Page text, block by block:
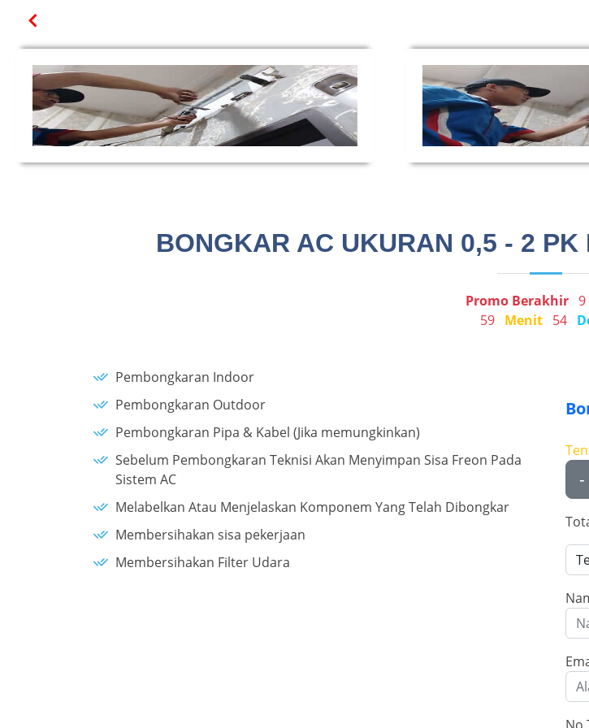
BONGKAR AC UKURAN 0,5 - 2 PK
Promo Berakhir 9
59 Menit 53
Pembongkaran Indoor
Pembongkaran Outdoor
Pembongkaran Pipa & Kabel (Jika memungkinkan)
Sebelum Pembongkaran Teknisi Akan Menyimpan Sisa Freon Pada
Sistem AC
Melabelkan Atau Menjelaskan Komponem Yang Telah Dibongkar
Membersihakan sisa pekerjaan
Membersihakan Filter Udara
-